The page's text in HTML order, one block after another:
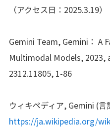
（アクセス日：2025.3.19）
Gemini Team, Gemini： A
Multimodal Models, 2023,
2312.11805, 1-86
ウィキペディア, Gemini (
https://ja.wikipedia.org/